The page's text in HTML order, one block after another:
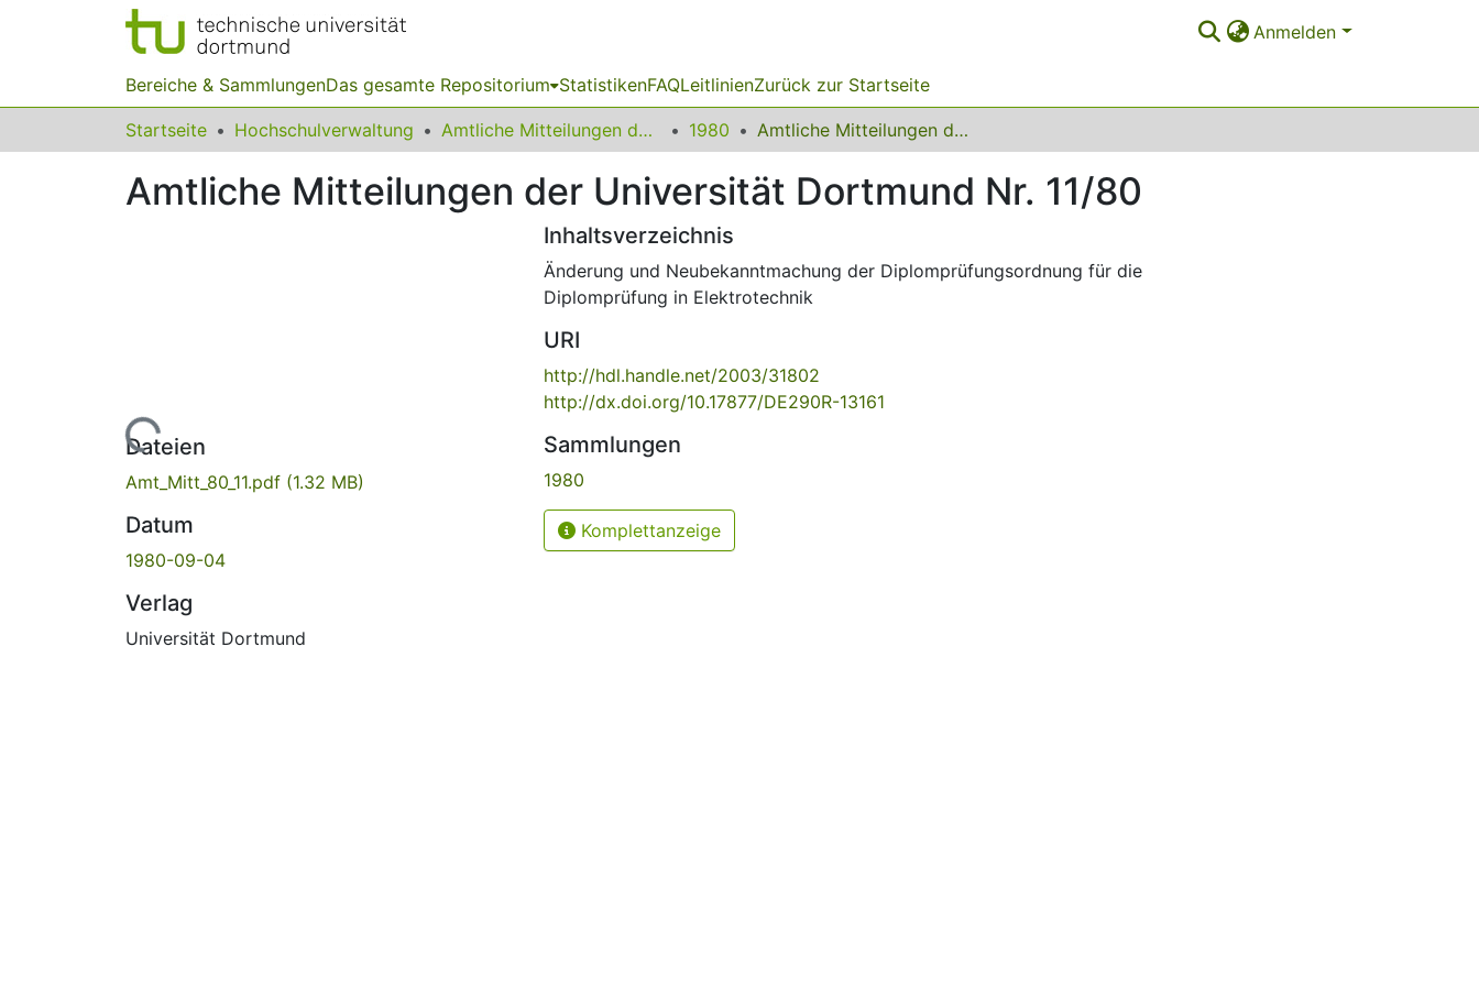
Anmelden
Bereiche & SammlungenDas gesamte Repositorium StatistikenFAQLeitlinienZurück zur Startseite
Startseite Hochschulverwaltung Amtliche Mitteilungen der Technischen Universität Dortmund 1980 Amtliche Mitteilungen der Universität Dortmund Nr. 11/80
Amtliche Mitteilungen der Universität Dortmund Nr. 11/80
Lade...
Dateien
Amt_Mitt_80_11.pdf (1.32 MB)
Datum
1980-09-04
Verlag
Universität Dortmund
Inhaltsverzeichnis
Änderung und Neubekanntmachung der Diplomprüfungsordnung für die
Diplomprüfung in Elektrotechnik
URI
http://hdl.handle.net/2003/31802
http://dx.doi.org/10.17877/DE290R-13161
Sammlungen
1980
Komplettanzeige